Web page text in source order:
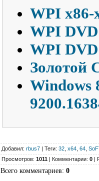
WPI x86-
WPI DVD
WPI DVD
Золотой
Windows
Добавил: rbus7 | Теги: 32 x64 64
Просмотров: 1011 | Комментарии: 0 |
Всего комментариев: 0